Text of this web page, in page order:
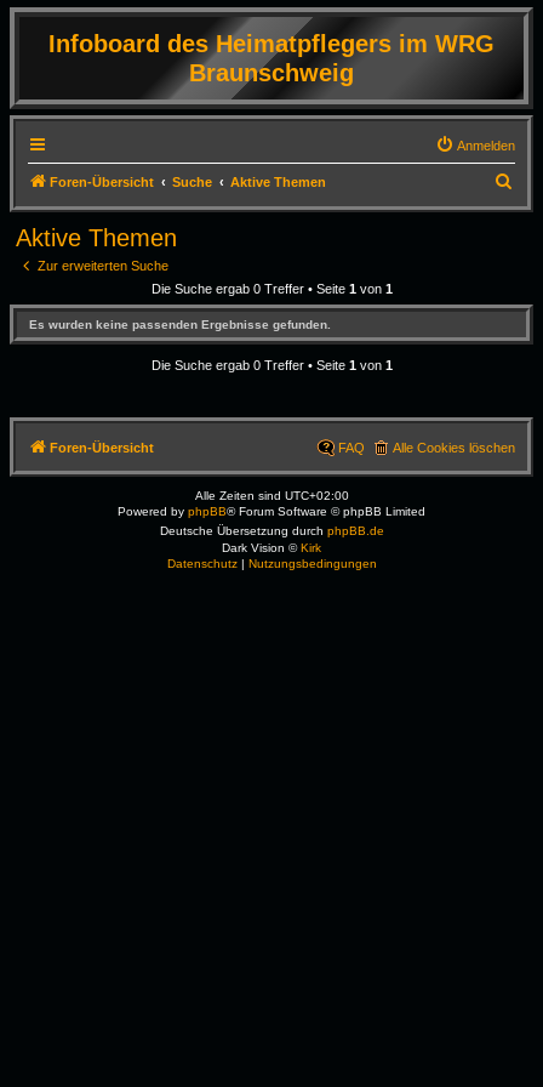
Infoboard des Heimatpflegers im WRG
Braunschweig
Anmelden
Foren-Übersicht Suche Aktive Themen
u
Aktive Themen
Zur erweiterten Suche
Die Suche ergab 0 Treffer • Seite 1von 1
Es wurden keine passenden Ergebnisse gefunden.
Die Suche ergab 0 Treffer • Seite 1von 1
Foren-Übersicht Alle Cookies löschen
FAQ
Alle Zeiten sind UTC+02:00
Powered by phpBB® Forum Software © phpBB Limited
Deutsche Übersetzung durch phpBB.de
Dark Vision ©Kirk
Datenschutz| Nutzungsbedingungen